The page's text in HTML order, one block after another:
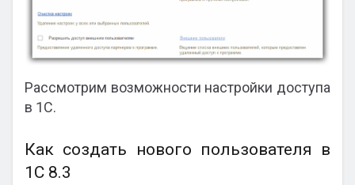
Рассмотрим возможности настройки доступа
в 1С.
Как создать нового пользователя в
1С 8.3